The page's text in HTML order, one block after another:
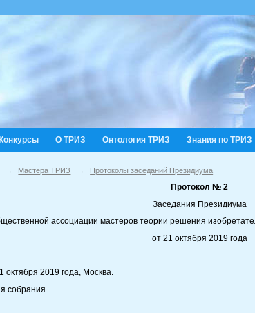
Конкурсы О ТРИЗ Онтология ТРИЗ Знания по ТРИЗ
→ Мастера ТРИЗ → Протоколы заседаний Президиума
Протокол № 2
Заседания Президиума
ассоциации мастеров теории решения
от 21 октября 2019 года
октября 2019 года, Москва.
собрания.